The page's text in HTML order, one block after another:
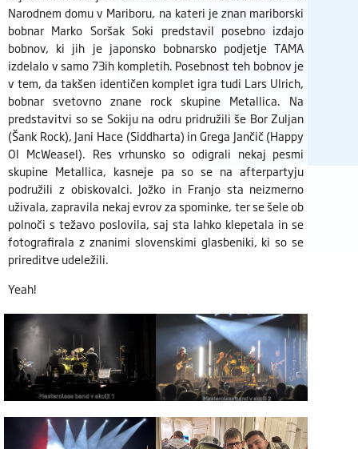
Narodnem domu v Mariboru, na kateri je znan mariborski
bobnar Marko Soršak Soki predstavil posebno izdajo
bobnov, ki jih je japonsko bobnarsko podjetje TAMA
izdelalo v samo 73ih kompletih. Posebnost teh bobnov je
v tem, da takšen identičen komplet igra tudi Lars Ulrich,
bobnar svetovno znane rock skupine Metallica. Na
predstavitvi so se Sokiju na odru pridružili še Bor Zuljan
(Šank Rock), Jani Hace (Siddharta) in Grega Jančič (Happy
Ol McWeasel). Res vrhunsko so odigrali nekaj pesmi
skupine Metallica, kasneje pa so se na afterpartyju
podružili z obiskovalci. Jožko in Franjo sta neizmerno
uživala, zapravila nekaj evrov za spominke, ter se šele ob
polnoči s težavo poslovila, saj sta lahko klepetala in se
fotografirala z znanimi slovenskimi glasbeniki, ki so se
prireditve udeležili.
Yeah!